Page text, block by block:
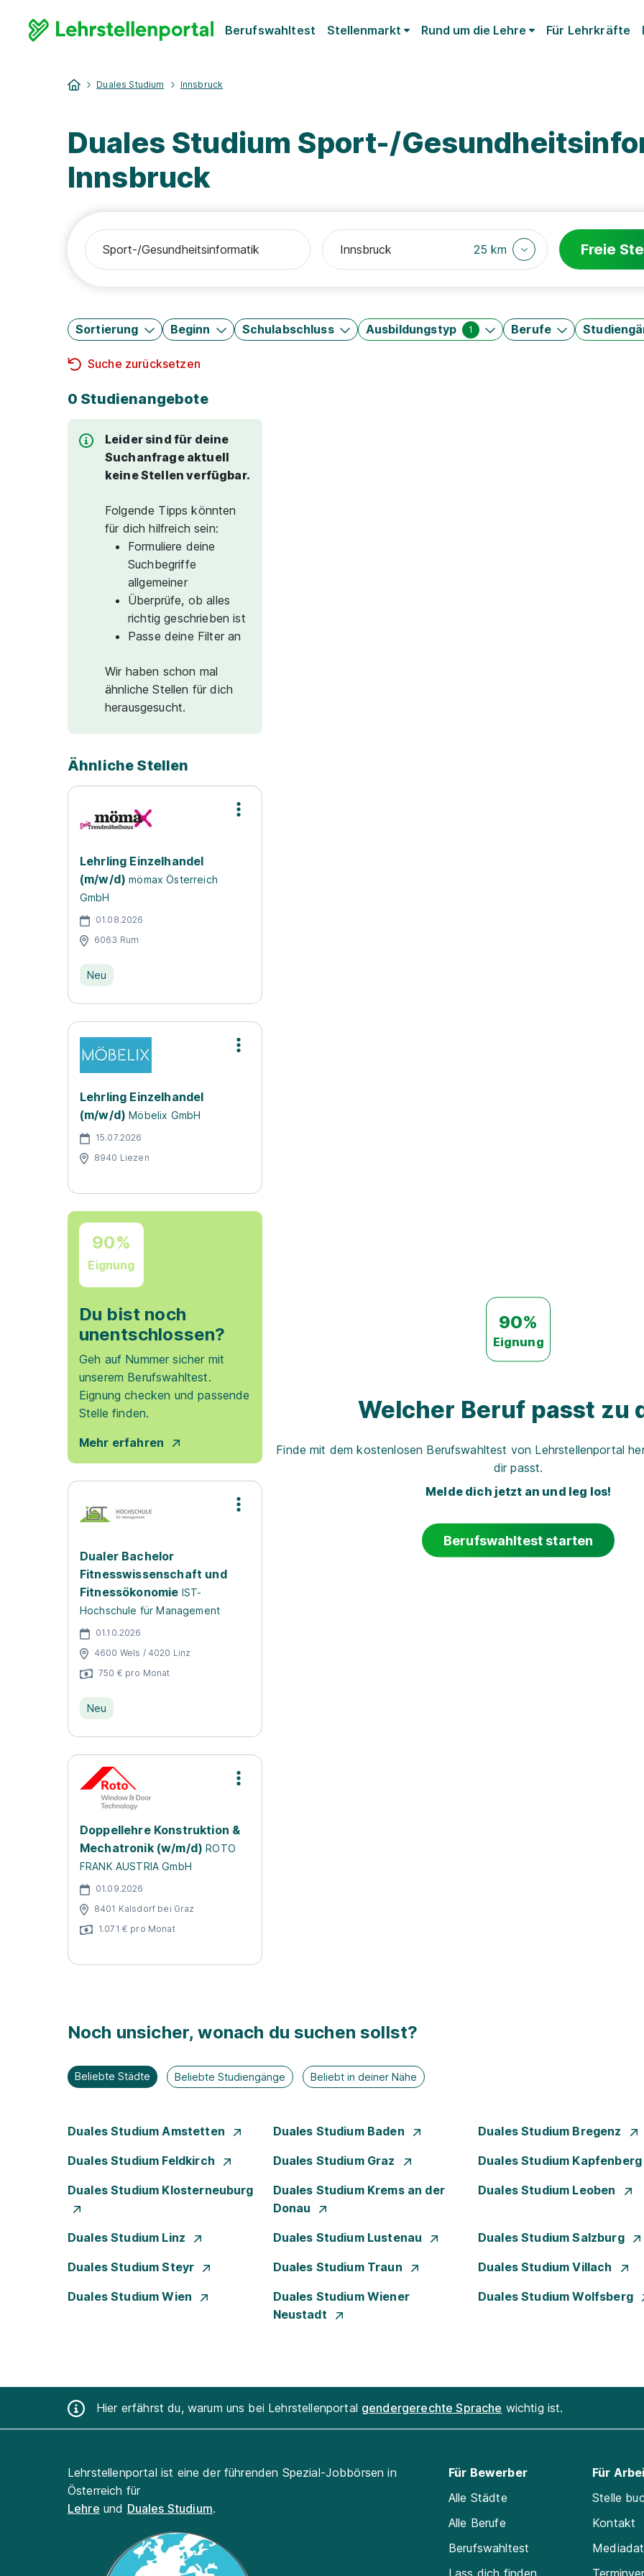
Berufswahltest Stellenmarkt Rund um die Lehre Für Lehrkräfte
Duales Studium Innsbruck
Duales Studium Sport-/
Innsbruck
25 km Freie
Sortierung Beginn Schulabschluss Ausbildungstyp 1 Berufe
Suche zurücksetzen
0 Studienangebote
Leider sind für deine
Suchanfrage aktuell
keine Stellen verfügbar.
Folgende Tipps könnten
für dich hilfreich sein:
Formuliere deine
Suchbegriffe
allgemeiner
Überprüfe, ob alles
richtig geschrieben ist
Passe deine Filter an
Wir haben schon mal
ähnliche Stellen für dich
herausgesucht.
Ähnliche Stellen
Lehrling Einzelhandel
(m/w/d) mömax Österreich
GmbH
01.08.2026
6063 Rum
Neu
Lehrling Einzelhandel
(m/w/d) Möbelix GmbH
15.07.2026
8940 Liezen
90%
Eignung
Du bist noch
unentschlossen?
Geh auf Nummer sicher mit
unserem Berufswahltest.
Eignung checken und passende
Stelle finden.
Mehr erfahren
Dualer Bachelor
Fitnesswissenschaft und
Fitnessökonomie IST-
Hochschule für Management
01.10.2026
4600 Wels / 4020 Linz
750 € pro Monat
Neu
Doppellehre Konstruktion &
Mechatronik (w/m/d) ROTO
FRANK AUSTRIA GmbH
01.09.2026
8401 Kalsdorf bei Graz
1.071 € pro Monat
90%
Eignung
Welcher Beruf passt zu
Finde mit dem kostenlosen Berufswahltest von Lehrstellenportal
dir passt.
Melde dich jetzt an und leg los!
Berufswahltest starten
Noch unsicher, wonach du suchen sollst?
Beliebte Städte Beliebte Studiengänge Beliebt in deiner Nähe
Duales Studium Amstetten Duales Studium Baden Duales Studium Bregenz
Duales Studium Feldkirch Duales Studium Graz Duales Studium Kapfenberg
Duales Studium Klosterneuburg
Duales Studium Krems an der
Donau
Duales Studium Leoben
Duales Studium Linz Duales Studium Lustenau Duales Studium Salzburg
Duales Studium Steyr Duales Studium Traun Duales Studium Villach
Duales Studium Wien
Duales Studium Wiener
Neustadt
Duales Studium Wolfsberg
Hier erfährst du, warum uns bei Lehrstellenportal gendergerechte Sprache wichtig ist.
Lehrstellenportal ist eine der führenden Spezial-Jobbörsen in
Österreich für
Lehre und Duales Studium.
Für Bewerber
Alle Städte
Alle Berufe
Berufswahltest
Lass dich finden
Für
Stelle
Kontakt